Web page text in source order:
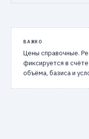
ВАЖНО
Цены справочные.
фиксируется в
объёма, базиса и